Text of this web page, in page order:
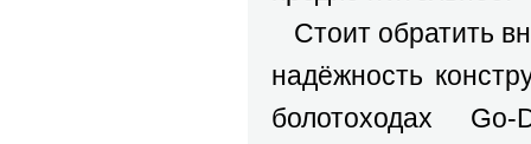
Стоит обратить
надёжность
болотоходах